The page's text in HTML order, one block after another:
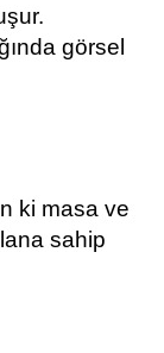
görsel
ki masa ve
sahip